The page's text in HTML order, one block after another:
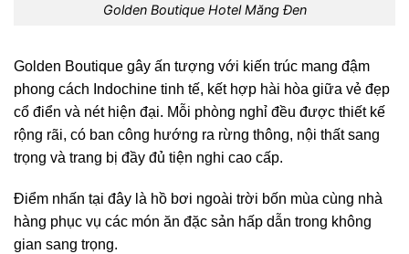
Golden Boutique Hotel Măng Đen
Golden Boutique gây ấn tượng với kiến trúc mang đậm
phong cách Indochine tinh tế, kết hợp hài hòa giữa vẻ đẹp
cổ điển và nét hiện đại. Mỗi phòng nghỉ đều được thiết kế
rộng rãi, có ban công hướng ra rừng thông, nội thất sang
trọng và trang bị đầy đủ tiện nghi cao cấp.
Điểm nhấn tại đây là hồ bơi ngoài trời bốn mùa cùng nhà
hàng phục vụ các món ăn đặc sản hấp dẫn trong không
gian sang trọng.